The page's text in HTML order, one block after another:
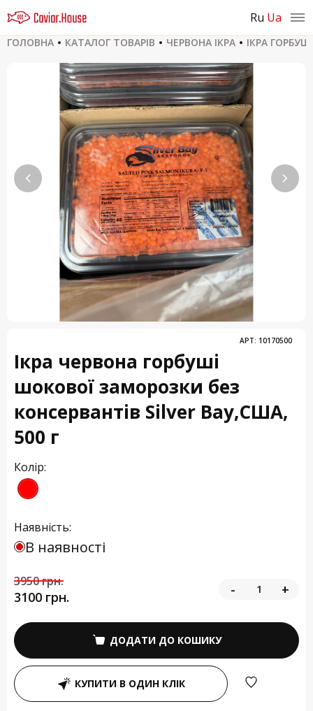
ru ua
ГОЛОВНА КАТАЛОГ ТОВАРІВ ЧЕРВОНА ІКРА ІКРА ГОРБУШІ
АРТ: 10170500
Ікра червона горбуші
шокової заморозки без
консервантів Silver Bay,США,
500 г
Колір:
Наявність:
В наявності
3950 грн.
3100 грн. - +
ДОДАТИ ДО КОШИКУ
КУПИТИ В ОДИН КЛІК